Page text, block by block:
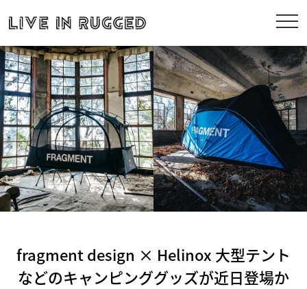
fragment design × Helinox 大型テント
などのキャンピンググッズが近日登場か